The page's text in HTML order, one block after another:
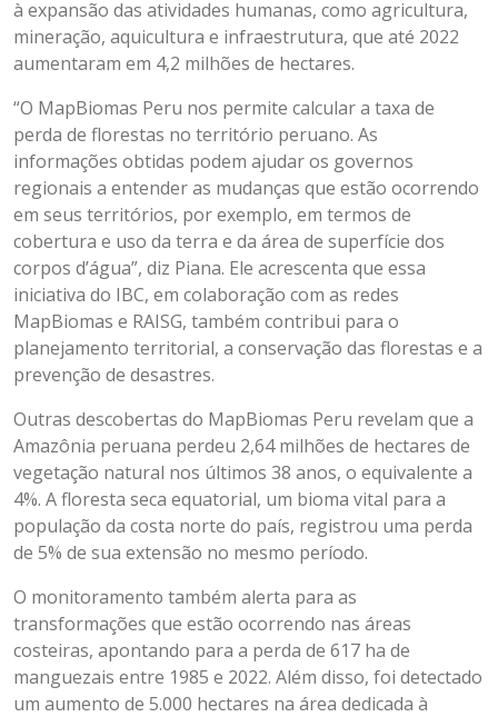
à expansão das atividades humanas, como agricultura,
mineração, aquicultura e infraestrutura, que até 2022
aumentaram em 4,2 milhões de hectares.
“O MapBiomas Peru nos permite calcular a taxa de
perda de florestas no território peruano. As
informações obtidas podem ajudar os governos
regionais a entender as mudanças que estão ocorrendo
em seus territórios, por exemplo, em termos de
cobertura e uso da terra e da área de superfície dos
corpos d’água”, diz Piana. Ele acrescenta que essa
iniciativa do IBC, em colaboração com as redes
MapBiomas e RAISG, também contribui para o
planejamento territorial, a conservação das florestas e a
prevenção de desastres.
Outras descobertas do MapBiomas Peru revelam que a
Amazônia peruana perdeu 2,64 milhões de hectares de
vegetação natural nos últimos 38 anos, o equivalente a
4%. A floresta seca equatorial, um bioma vital para a
população da costa norte do país, registrou uma perda
de 5% de sua extensão no mesmo período.
O monitoramento também alerta para as
transformações que estão ocorrendo nas áreas
costeiras, apontando para a perda de 617 ha de
manguezais entre 1985 e 2022. Além disso, foi detectado
um aumento de 5.000 hectares na área dedicada à